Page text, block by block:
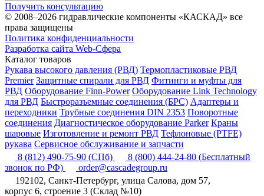
Получить консультацию
© 2008–2026 гидравлические компоненты «КАСКАД» все
права защищены
Политика конфиденциальности
Разработка сайта Web-Сфера
Каталог товаров
Рукава высокого давления (РВД) Термопластиковые РВД
Premier Защитные спирали для РВД Фитинги и муфты для
РВД Оборудование Finn-Power Оборудование Link Technology
для РВД Быстроразъемные соединения (БРС) Адаптеры и
переходники Трубные соединения DIN 2353 Поворотные
соединения Диагностическое оборудование Parker Краны
шаровые Изготовление и ремонт РВД Тефлоновые (PTFE)
рукава Сервисное обслуживание и запчасти
8 (812) 490-75-90 (СПб) 8 (800) 444-24-80 (Бесплатный
звонок по РФ)
order@cascadegroup.ru
192102, Санкт-Петербург, улица Салова, дом 57,
корпус 6, строение 3 (Склад №10)